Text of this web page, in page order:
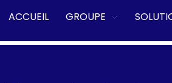
ACCUEIL GROUPE